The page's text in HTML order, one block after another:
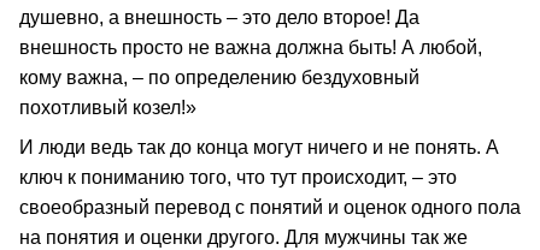
душевно, а внешность – это дело второе! Да
внешность просто не важна должна быть! А любой,
кому важна, – по определению бездуховный
похотливый козел!»
И люди ведь так до конца могут ничего и не понять. А
ключ к пониманию того, что тут происходит, – это
своеобразный перевод с понятий и оценок одного пола
на понятия и оценки другого. Для мужчины так же